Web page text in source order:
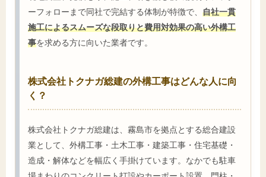
ーフォローまで同社で完結する体制が特徴で、 自社一貫
施工によるスムーズな段取りと費用対効果の高い外構工
事を求める方に向いた業者です。
株式会社トクナガ総建の外構工事はどんな人に向
く？
株式会社トクナガ総建は、霧島市を拠点とする総合建設
業として、外構工事・土木工事・建築工事・住宅基礎・
造成・解体などを幅広く手掛けています。なかでも駐車